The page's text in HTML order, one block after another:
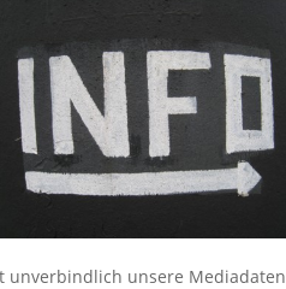
unverbindlich unsere Mediadaten